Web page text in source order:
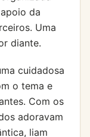
da
Uma
diante.
cuidadosa
o tema e
Com os
adoravam
liam